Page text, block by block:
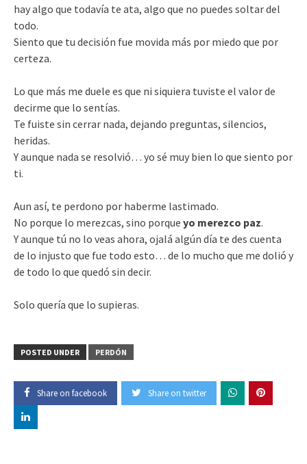
hay algo que todavía te ata, algo que no puedes soltar del
todo.
Siento que tu decisión fue movida más por miedo que por
certeza.
Lo que más me duele es que ni siquiera tuviste el valor de
decirme que lo sentías.
Te fuiste sin cerrar nada, dejando preguntas, silencios,
heridas.
Y aunque nada se resolvió… yo sé muy bien lo que siento por
ti.
Aun así, te perdono por haberme lastimado.
No porque lo merezcas, sino porque yo merezco paz.
Y aunque tú no lo veas ahora, ojalá algún día te des cuenta
de lo injusto que fue todo esto… de lo mucho que me dolió y
de todo lo que quedó sin decir.
Solo quería que lo supieras.
POSTED UNDER PERDÓN
Share on facebook Share on twitter